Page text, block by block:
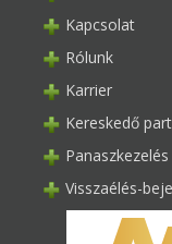
Kapcsolat
Rólunk
Karrier
Kereskedő
Panaszkezelés
Visszaélés-